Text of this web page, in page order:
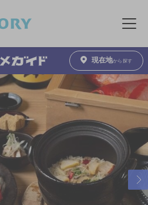
メニュ
現在地から探す